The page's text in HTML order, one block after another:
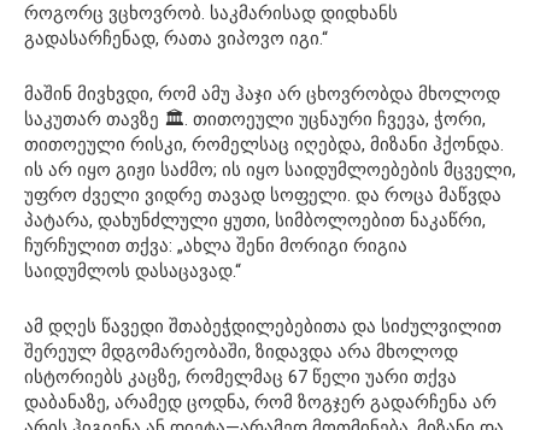
როგორც ვცხოვრობ. საკმარისად დიდხანს
გადასარჩენად, რათა ვიპოვო იგი.“
მაშინ მივხვდი, რომ ამუ ჰაჯი არ ცხოვრობდა მხოლოდ
საკუთარ თავზე 🏛️. თითოეული უცნაური ჩვევა, ჭორი,
თითოეული რისკი, რომელსაც იღებდა, მიზანი ჰქონდა.
ის არ იყო გიჟი საძმო; ის იყო საიდუმლოებების მცველი,
უფრო ძველი ვიდრე თავად სოფელი. და როცა მაწვდა
პატარა, დახუნძლული ყუთი, სიმბოლოებით ნაკაწრი,
ჩურჩულით თქვა: „ახლა შენი მორიგი რიგია
საიდუმლოს დასაცავად.“
ამ დღეს წავედი შთაბეჭდილებებითა და სიძულვილით
შერეულ მდგომარეობაში, ზიდავდა არა მხოლოდ
ისტორიებს კაცზე, რომელმაც 67 წელი უარი თქვა
დაბანაზე, არამედ ცოდნა, რომ ზოგჯერ გადარჩენა არ